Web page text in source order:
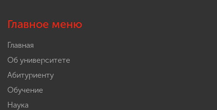
Главное меню
Главная
Об университете
Абитуриенту
Обучение
Наука